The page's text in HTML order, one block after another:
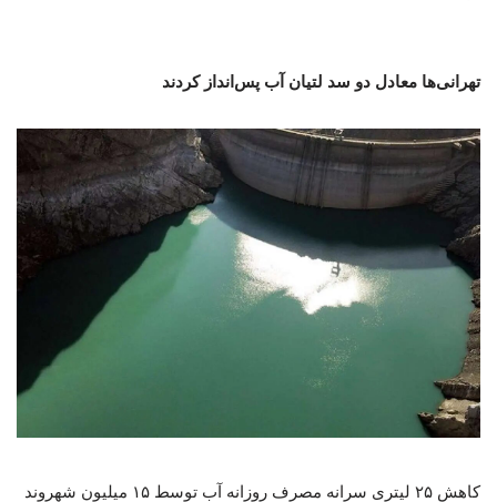
تهرانی‌ها معادل دو سد لتیان آب پس‌انداز کردند
کاهش ۲۵ لیتری سرانه مصرف روزانه آب توسط ۱۵ میلیون شهروند